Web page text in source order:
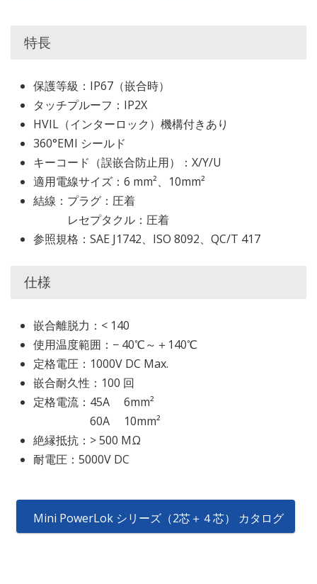
特長
保護等級：IP67（嵌合時）
タッチプルーフ：IP2X
HVIL（インターロック）機構付きあり
360°EMI シールド
キーコード（誤嵌合防止用）：X/Y/U
適用電線サイズ：6 mm²、10mm²
結線：プラグ：圧着
レセプタクル：圧着
参照規格：SAE J1742、ISO 8092、QC/T 417
仕様
嵌合離脱力：< 140
使用温度範囲：− 40℃～＋140℃
定格電圧：1000V DC Max.
嵌合耐久性：100 回
定格電流：45A 6mm²
60A 10mm²
絶縁抵抗：> 500 MΩ
耐電圧：5000V DC
Mini PowerLok シリーズ（2芯＋４芯） カタログ